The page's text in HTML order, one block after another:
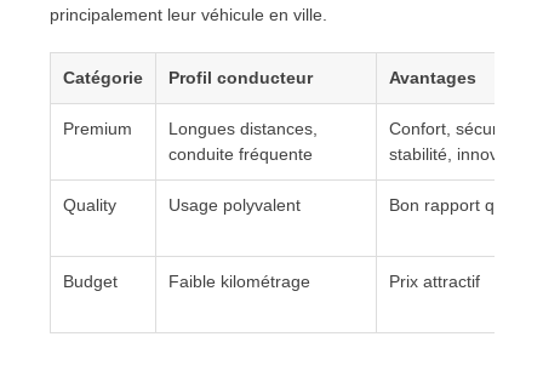
principalement leur véhicule en ville.
Catégorie Profil conducteur Avantages
Premium
Longues distances,
conduite fréquente
Confort, sécurité,
stabilité, innovation
Quality Usage polyvalent Bon rapport
Budget Faible kilométrage Prix attractif